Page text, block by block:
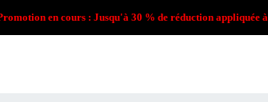
en cours : Jusqu'à 30 % de réduction appliquée